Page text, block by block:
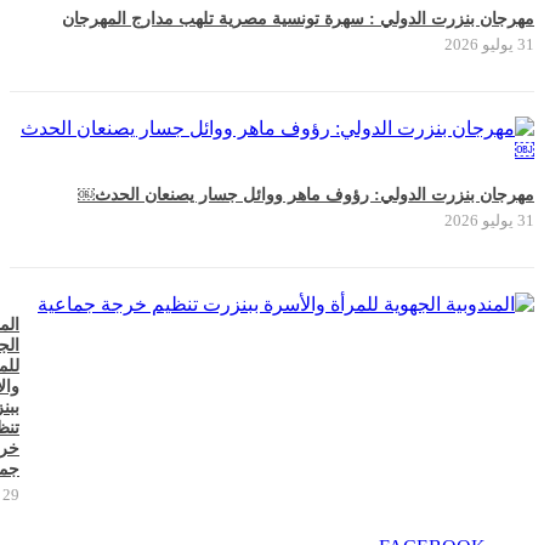
مهرجان بنزرت الدولي : سهرة تونسية مصرية تلهب مدارج المهرجان
31 يوليو 2026
مهرجان بنزرت الدولي: رؤوف ماهر ووائل جسار يصنعان الحدث￼
31 يوليو 2026
29 يوليو 2026